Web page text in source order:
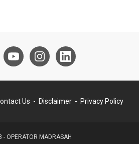
Us Disclaimer Privacy Policy
- OPERATOR MADRASAH